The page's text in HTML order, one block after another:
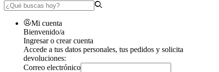
Mi cuenta
Bienvenido/a
Ingresar o crear cuenta
Accede a tus datos personales, tus pedidos y solicita
devoluciones:
Correo electrónico